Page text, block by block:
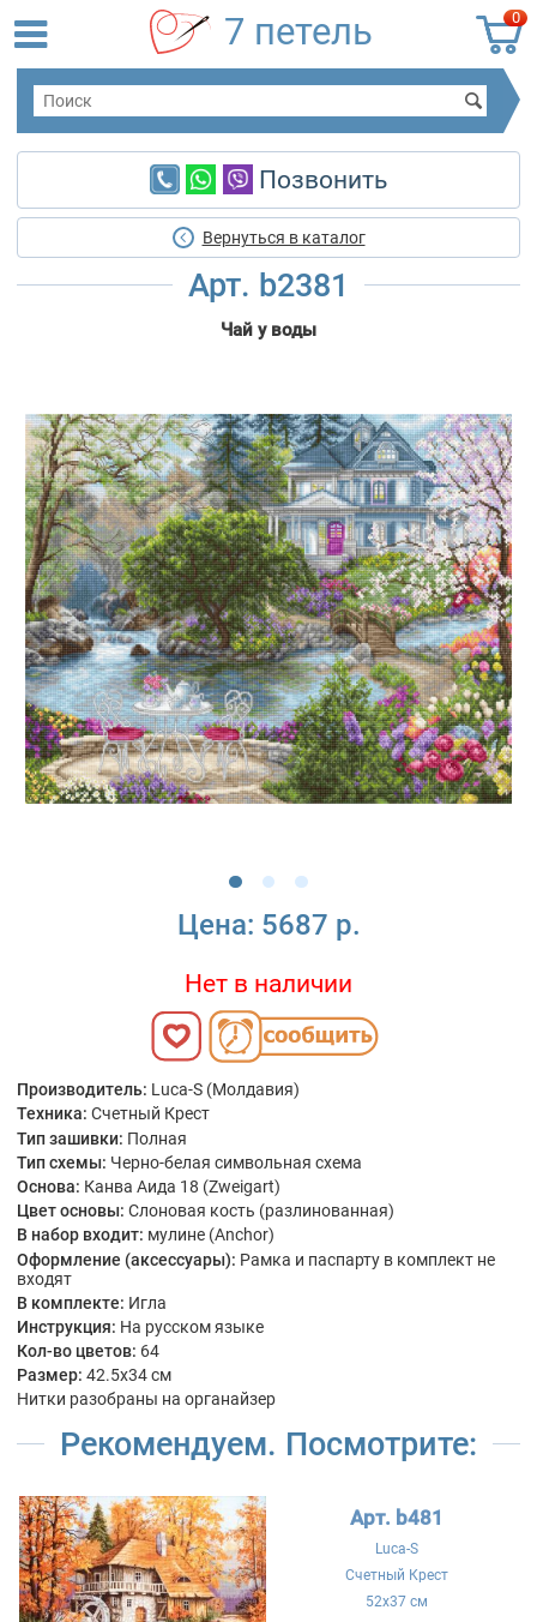
0
7 петель
Позвонить
Вернуться в каталог
Арт. b2381
Чай у воды
Цена: 5687 р.
Нет в наличии
Производитель: Luca-S (Молдавия)
Техника: Счетный Крест
Тип зашивки: Полная
Тип схемы: Черно-белая символьная схема
Основа: Канва Аида 18 (Zweigart)
Цвет основы: Слоновая кость (разлинованная)
В набор входит: мулине (Anchor)
Оформление (аксессуары): Рамка и паспарту в комплект не
входят
В комплекте: Игла
Инструкция: На русском языке
Кол-во цветов: 64
Размер: 42.5x34 см
Нитки разобраны на органайзер
Рекомендуем. Посмотрите:
Арт. b481
Luca-S
Счетный Крест
52x37 см